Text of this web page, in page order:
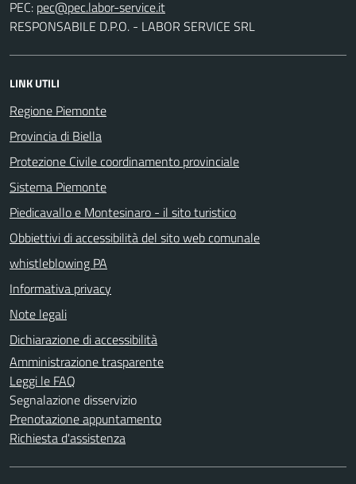
PEC:
RESPONSABILE D.P.O. - LABOR SERVICE SRL
LINK UTILI
Regione Piemonte
Provincia di Biella
Protezione Civile coordinamento provinciale
Sistema Piemonte
Piedicavallo e Montesinaro - il sito turistico
Obbiettivi di accessibilità del sito web comunale
whistleblowing PA
Informativa privacy
Note legali
Dichiarazione di accessibilità
Amministrazione trasparente
Leggi le FAQ
Segnalazione disservizio
Prenotazione appuntamento
Richiesta d'assistenza